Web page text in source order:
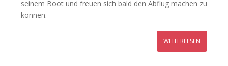
seinem Boot und freuen sich bald den Abflug machen zu
können.
WEITERLESEN